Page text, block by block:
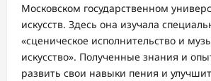
Московском государственном
искусств. Здесь она изучала
«сценическое исполнительство и
искусство». Полученные знания и
развить свои навыки пения и